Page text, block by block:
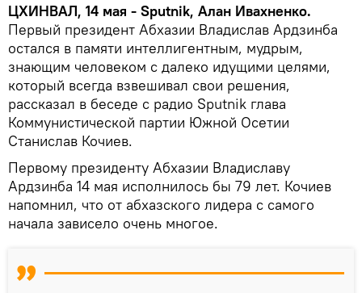
ЦХИНВАЛ, 14 мая - Sputnik, Алан Ивахненко.
Первый президент Абхазии Владислав Ардзинба
остался в памяти интеллигентным, мудрым,
знающим человеком с далеко идущими целями,
который всегда взвешивал свои решения,
рассказал в беседе с радио Sputnik глава
Коммунистической партии Южной Осетии
Станислав Кочиев.
Первому президенту Абхазии Владиславу
Ардзинба 14 мая исполнилось бы 79 лет. Кочиев
напомнил, что от абхазского лидера с самого
начала зависело очень многое.